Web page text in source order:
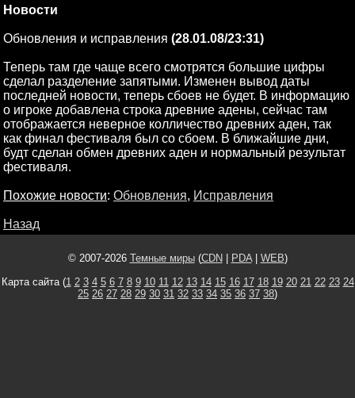
Новости
Обновления и исправления (28.01.08/23:31)
Теперь там где чаще всего смотрятся большие цифры
сделал разделение запятыми. Изменен вывод даты
последней новости, теперь сбоев не будет. В информацию
о игроке добавлена строка древние адены, сейчас там
отображается неверное колличество древних аден, так
как финал фестиваля был со сбоем. В ближайшие дни,
будт сделан обмен древних аден и нормальный результат
фестиваля.
Похожие новости: Обновления, Исправления
Назад
© 2007-2026 Темные миры(CDN PDA| WEB)
Карта сайта (1 2 3 4 5 6 7 8 9 10 11 12 13 14 15 16 17 18 19 20 21 22 23 24
25 26 27 28 29 30 31 32 33 34 35 36 37 38)